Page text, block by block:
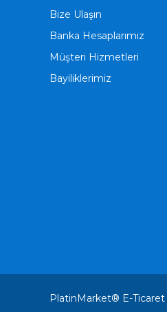
Bize Ulaşın
Banka Hesaplarımız
Müşteri Hizmetleri
Bayiliklerimiz
PlatinMarket® E-Ticaret